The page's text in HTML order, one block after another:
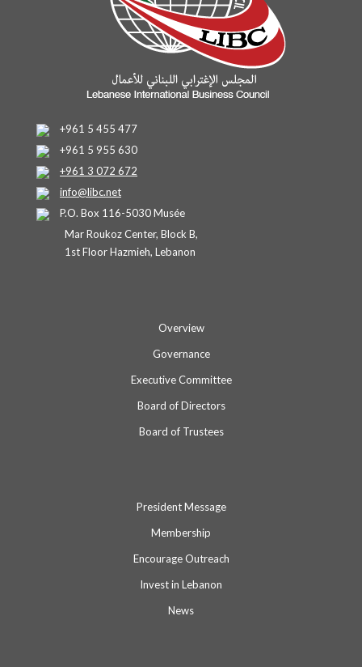
+961 5 455 477
+961 5 955 630
+961 3 072 672
info@libc.net
P.O. Box 116-5030 Musée
Mar Roukoz Center, Block B,
1st Floor Hazmieh, Lebanon
Overview
Governance
Executive Committee
Board of Directors
Board of Trustees
President Message
Membership
Encourage Outreach
Invest in Lebanon
News